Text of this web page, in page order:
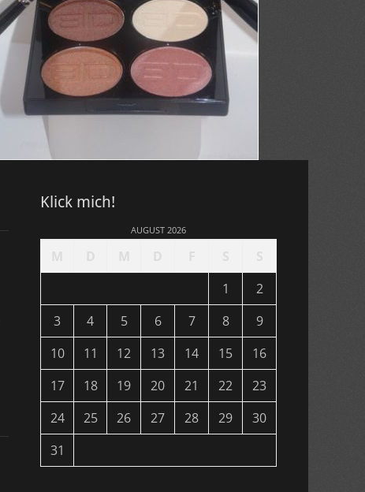
Klick mich!
AUGUST 2026
1
2
3
4 5 6 7 8
9
10
11 12 13 14 15
16
17
18 19 20 21 22
23
24
25 26 27 28 29
30
31